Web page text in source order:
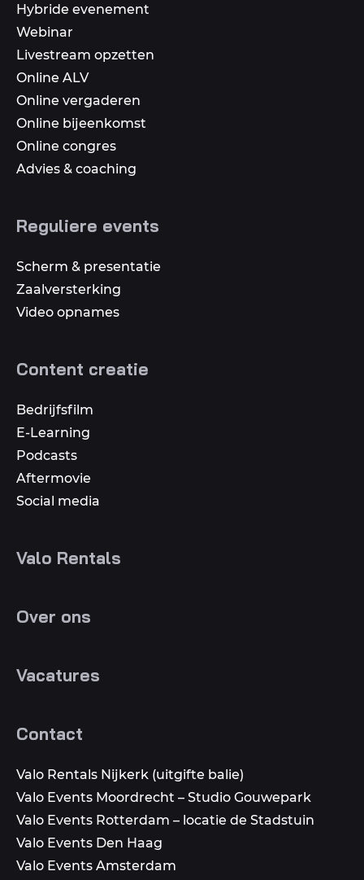
Hybride evenement
Webinar
Livestream opzetten
Online ALV
Online vergaderen
Online bijeenkomst
Online congres
Advies & coaching
Reguliere events
Scherm & presentatie
Zaalversterking
Video opnames
Content creatie
Bedrijfsfilm
E-Learning
Podcasts
Aftermovie
Social media
Valo Rentals
Over ons
Vacatures
Contact
Valo Rentals Nijkerk (uitgifte balie)
Valo Events Moordrecht – Studio Gouwepark
Valo Events Rotterdam – locatie de Stadstuin
Valo Events Den Haag
Valo Events Amsterdam